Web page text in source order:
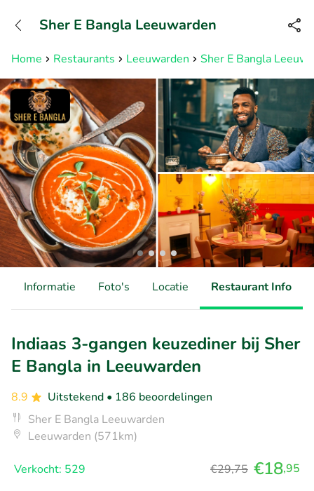
Bereikbaar tot 23:00 uur
Home Restaurants Leeuwarden Sher E Bangla
Sher E Bangla Leeuwarden
Informatie Foto's Locatie Restaurant Info
Indiaas 3-gangen keuzediner bij Sher
E Bangla in Leeuwarden
8.9 Uitstekend • 186 beoordelingen
Sher E Bangla Leeuwarden
Leeuwarden (571km)
Verkocht: 529 €29,75 €18,95